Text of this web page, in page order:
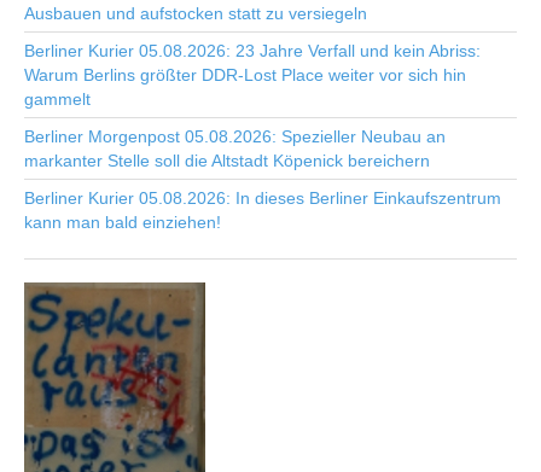
Ausbauen und aufstocken statt zu versiegeln
Berliner Kurier 05.08.2026: 23 Jahre Verfall und kein Abriss:
Warum Berlins größter DDR-Lost Place weiter vor sich hin
gammelt
Berliner Morgenpost 05.08.2026: Spezieller Neubau an
markanter Stelle soll die Altstadt Köpenick bereichern
Berliner Kurier 05.08.2026: In dieses Berliner Einkaufszentrum
kann man bald einziehen!